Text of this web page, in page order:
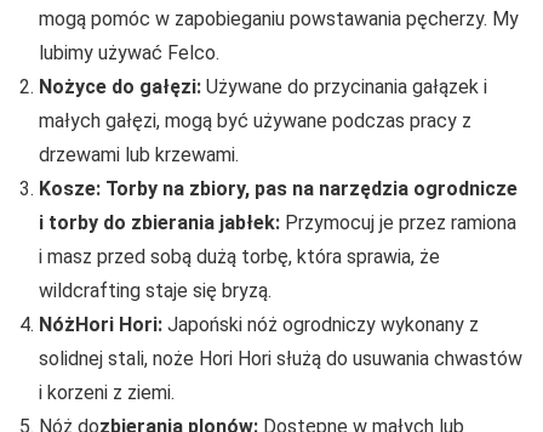
mogą pomóc w zapobieganiu powstawania pęcherzy. My
lubimy używać Felco.
Nożyce do gałęzi: Używane do przycinania gałązek i
małych gałęzi, mogą być używane podczas pracy z
drzewami lub krzewami.
Kosze: Torby na zbiory, pas na narzędzia ogrodnicze
i torby do zbierania jabłek: Przymocuj je przez ramiona
i masz przed sobą dużą torbę, która sprawia, że
wildcrafting staje się bryzą.
NóżHori Hori: Japoński nóż ogrodniczy wykonany z
solidnej stali, noże Hori Hori służą do usuwania chwastów
i korzeni z ziemi.
Nóż dozbierania plonów: Dostępne w małych lub